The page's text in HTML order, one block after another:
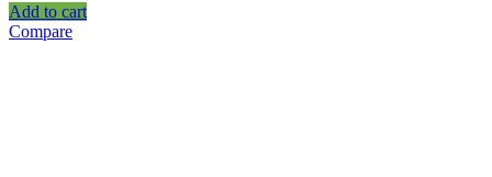
Add to cart
Compare